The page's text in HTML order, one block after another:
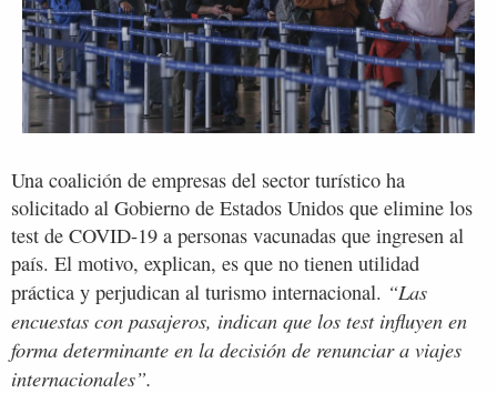
Una coalición de empresas del sector turístico ha
solicitado al Gobierno de Estados Unidos que elimine los
test de COVID-19 a personas vacunadas que ingresen al
país. El motivo, explican, es que no tienen utilidad
práctica y perjudican al turismo internacional. “Las
encuestas con pasajeros, indican que los test influyen en
forma determinante en la decisión de renunciar a viajes
internacionales”.